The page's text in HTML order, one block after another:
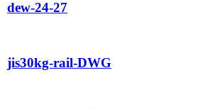
dew-24-27
jis30kg-rail-DWG